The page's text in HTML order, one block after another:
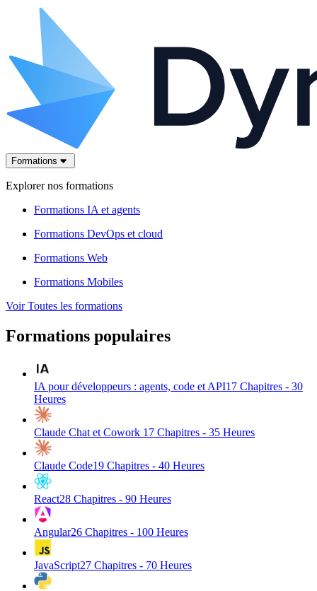
Formations
Explorer nos formations
Formations IA et agents
Formations DevOps et cloud
Formations Web
Formations Mobiles
Voir Toutes les formations
Formations populaires
IA pour développeurs : agents, code et API17 Chapitres - 30
Heures
Claude Chat et Cowork 17 Chapitres - 35 Heures
Claude Code19 Chapitres - 40 Heures
React28 Chapitres - 90 Heures
Angular26 Chapitres - 100 Heures
JavaScript27 Chapitres - 70 Heures